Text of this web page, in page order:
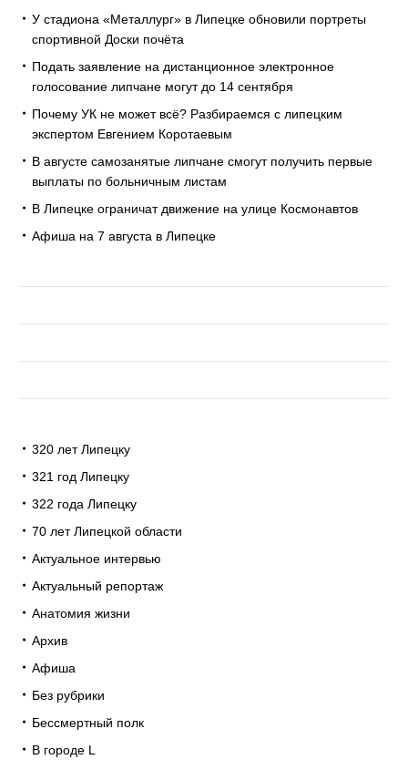
У стадиона «Металлург» в Липецке обновили портреты
спортивной Доски почёта
Подать заявление на дистанционное электронное
голосование липчане могут до 14 сентября
Почему УК не может всё? Разбираемся с липецким
экспертом Евгением Коротаевым
В августе самозанятые липчане смогут получить первые
выплаты по больничным листам
В Липецке ограничат движение на улице Космонавтов
Афиша на 7 августа в Липецке
320 лет Липецку
321 год Липецку
322 года Липецку
70 лет Липецкой области
Актуальное интервью
Актуальный репортаж
Анатомия жизни
Архив
Афиша
Без рубрики
Бессмертный полк
В городе L